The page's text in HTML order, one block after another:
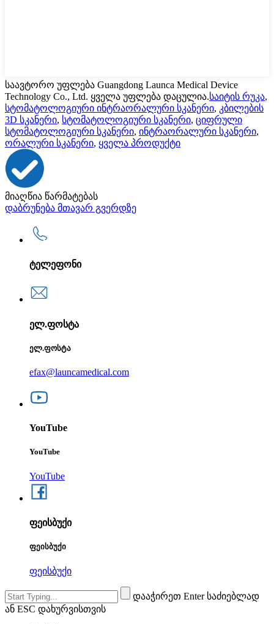
საავტორო უფლება Guangdong Launca Medical Device
Technology Co., Ltd. ყველა უფლება დაცულია.საიტის რუკა,
სტომატოლოგიური ინტრაორალური სკანერი, კბილების
3D სკანერი, სტომატოლოგიური სკანერი, ციფრული
სტომატოლოგიური სკანერი, ინტრაორალური სკანერი,
ორალური სკანერი, ყველა პროდუქტი
მიაღწია წარმატებას
დაბრუნება მთავარ გვერდზე
ტელეფონი
ელ.ფოსტა
ელ.ფოსტა
efax@launcamedical.com
YouTube
YouTube
YouTube
ფეისბუქი
ფეისბუქი
ფეისბუქი
დააჭირეთ Enter საძიებლად
ან ESC დახურვისთვის